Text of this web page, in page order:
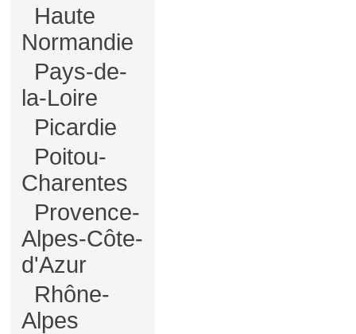
Haute
Normandie
Pays-de-
la-Loire
Picardie
Poitou-
Charentes
Provence-
Alpes-Côte-
d'Azur
Rhône-
Alpes